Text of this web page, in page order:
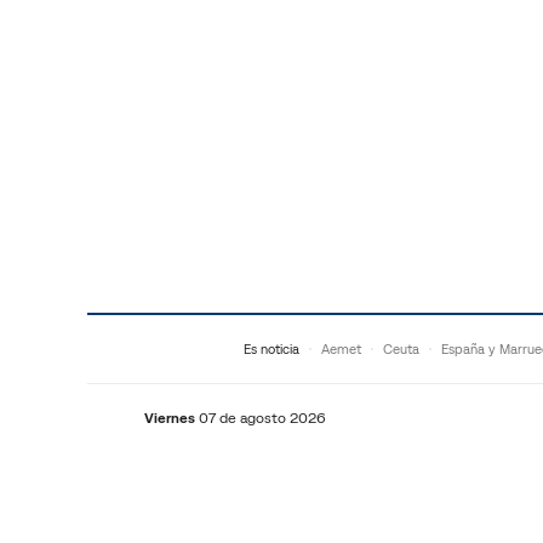
Es noticia Aemet Ceuta España y
Viernes 07 de agosto 2026